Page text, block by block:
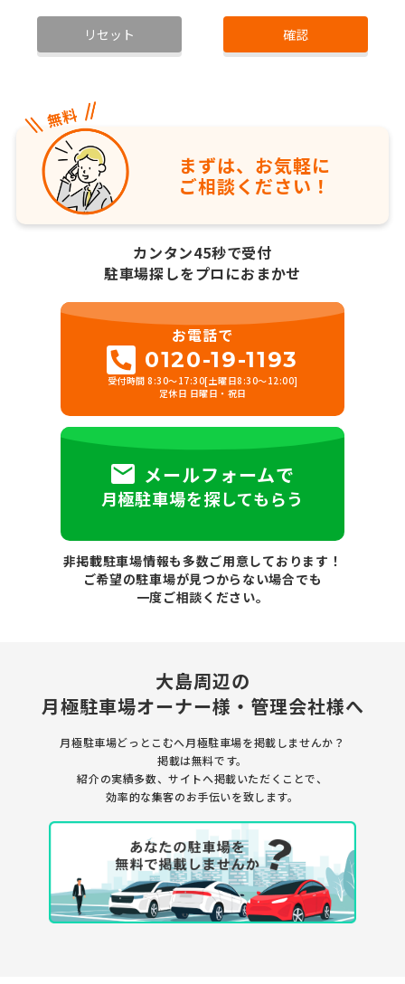
リセット 確認
まずは、お気軽に
ご相談ください！
カンタン45秒で受付
駐車場探しをプロにおまかせ
お電話で
0120-19-1193
受付時間 8:30～17:30[土曜日8:30～12:00]
定休日 日曜日・祝日
メールフォームで
月極駐車場を探してもらう
非掲載駐車場情報も多数ご用意しております！
ご希望の駐車場が見つからない場合でも
一度ご相談ください。
大島周辺の
月極駐車場オーナー様・管理会社様へ
月極駐車場どっとこむへ月極駐車場を掲載しませんか？
掲載は無料です。
紹介の実績多数、サイトへ掲載いただくことで、
効率的な集客のお手伝いを致します。